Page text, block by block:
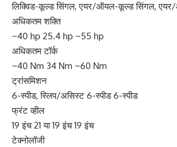
लिक्विड-कूल्ड सिंगल, एयर/ऑयल-कूल्ड सिंगल,
अधिकतम शक्ति
~40 hp 25.4 hp ~55 hp
अधिकतम टॉर्क
~40 Nm 34 Nm ~60 Nm
ट्रांसमिशन
6-स्पीड, स्लिप/असिस्ट 6-स्पीड 6-स्पीड
फ्रंट व्हील
19 इंच 21 या 19 इंच 19 इंच
टेक्नोलॉजी